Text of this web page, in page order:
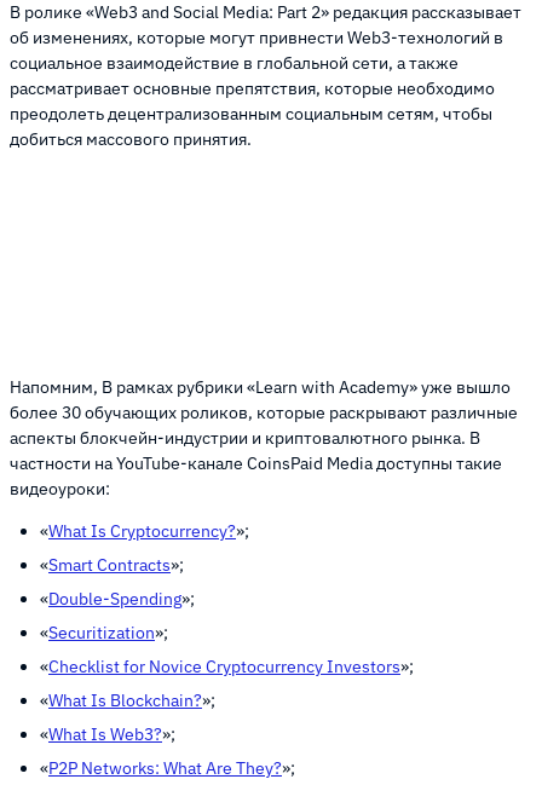
В ролике «Web3 and Social Media: Part 2» редакция рассказывает
об изменениях, которые могут привнести Web3-технологий в
социальное взаимодействие в глобальной сети, а также
рассматривает основные препятствия, которые необходимо
преодолеть децентрализованным социальным сетям, чтобы
добиться массового принятия.
Напомним, В рамках рубрики «Learn with Academy» уже вышло
более 30 обучающих роликов, которые раскрывают различные
аспекты блокчейн-индустрии и криптовалютного рынка. В
частности на YouTube-канале CoinsPaid Media доступны такие
видеоуроки:
«What Is Cryptocurrency?»;
«Smart Contracts»;
«Double-Spending»;
«Securitization»;
«Checklist for Novice Cryptocurrency Investors»;
«What Is Blockchain?»;
«What Is Web3?»;
«P2P Networks: What Are They?»;